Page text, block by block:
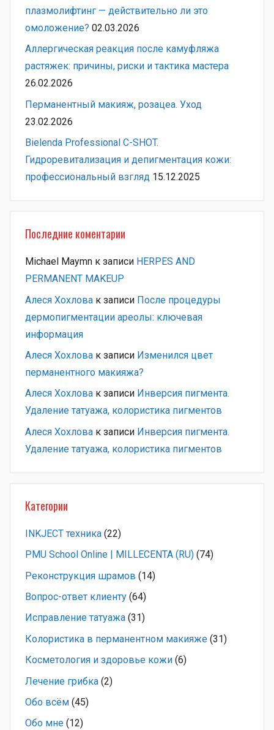
плазмолифтинг — действительно ли это
омоложение? 02.03.2026
Аллергическая реакция после камуфляжа
растяжек: причины, риски и тактика мастера
26.02.2026
Перманентный макияж, розацеа. Уход
23.02.2026
Bielenda Professional C-SHOT.
Гидроревитализация и депигментация кожи:
профессиональный взгляд 15.12.2025
Последние коментарии
Michael Maymn к записи HERPES AND
PERMANENT MAKEUP
Алеся Хохлова к записи После процедуры
дермопигментации ареолы: ключевая
информация
Алеся Хохлова к записи Изменился цвет
перманентного макияжа?
Алеся Хохлова к записи Инверсия пигмента.
Удаление татуажа, колористика пигментов
Алеся Хохлова к записи Инверсия пигмента.
Удаление татуажа, колористика пигментов
Категории
INKJECT техника (22)
PMU School Online | MILLECENTA (RU) (74)
Pеконструкция шрамов (14)
Вопрос-ответ клиенту (64)
Исправление татуажа (31)
Колористика в перманентном макияже (31)
Косметология и здоровье кожи (6)
Лечение грибка (2)
Обо всём (45)
Обо мне (12)